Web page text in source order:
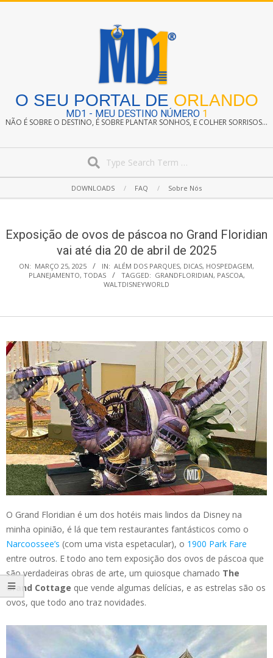
O SEU PORTAL DE ORLANDO
MD1 - MEU DESTINO NÚMERO 1
NÃO É SOBRE O DESTINO, É SOBRE PLANTAR SONHOS, E COLHER SORRISOS...
Navigation
DOWNLOADS FAQ Sobre Nós
Exposição de ovos de páscoa no Grand Floridian
vai até dia 20 de abril de 2025
ON: MARÇO 25, 2025 IN: ALÉM DOS PARQUES, DICAS, HOSPEDAGEM,
PLANEJAMENTO, TODAS TAGGED: GRANDFLORIDIAN, PASCOA,
WALTDISNEYWORLD
O Grand Floridian é um dos hotéis mais lindos da Disney na
minha opinião, é lá que tem restaurantes fantásticos como o
Narcoossee’s (com uma vista espetacular), o 1900 Park Fare
entre outros. E todo ano tem exposição dos ovos de páscoa que
são verdadeiras obras de arte, um quiosque chamado The
Grand Cottage que vende algumas delícias, e as estrelas são os
ovos, que todo ano traz novidades.